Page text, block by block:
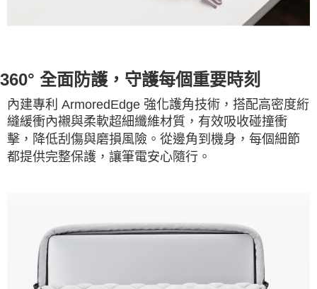
360° 全面防護，守護每個重要時刻
內建專利 ArmoredEdge 強化護角技術，搭配高密度絎
縫緩衝內襯與柔軟超細纖維材質，有效吸收碰撞衝
擊，降低刮傷與磨損風險。從邊角到機身，每個細節
都提供完整保護，讓筆電安心隨行。